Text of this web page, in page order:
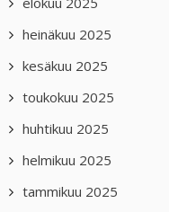
heinäkuu 2025
kesäkuu 2025
toukokuu 2025
huhtikuu 2025
helmikuu 2025
tammikuu 2025